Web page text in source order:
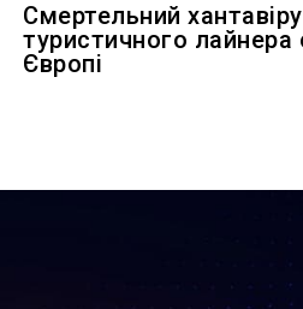
Смертельний
туристичного лайнера
Європі